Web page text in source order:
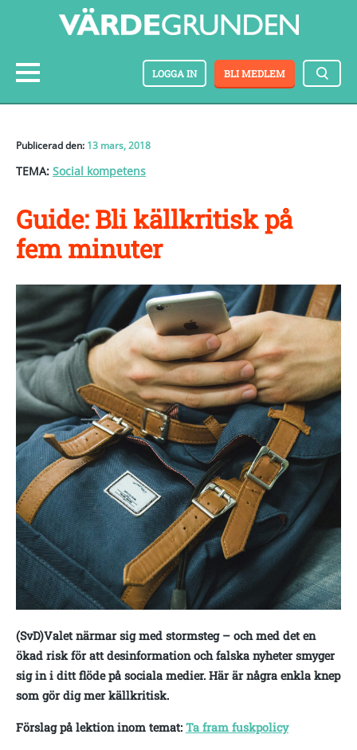
BLI MEDLEM
LOGGA IN
Publicerad den: 13 mars, 2018
TEMA: Social kompetens
Guide: Bli källkritisk på
fem minuter
(SvD)Valet närmar sig med stormsteg – och med det en
ökad risk för att desinformation och falska nyheter smyger
sig in i ditt flöde på sociala medier. Här är några enkla knep
som gör dig mer källkritisk.
Förslag på lektion inom temat: Ta fram fuskpolicy